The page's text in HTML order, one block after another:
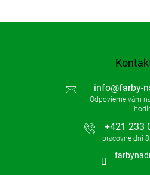
info@farby-
+421 233